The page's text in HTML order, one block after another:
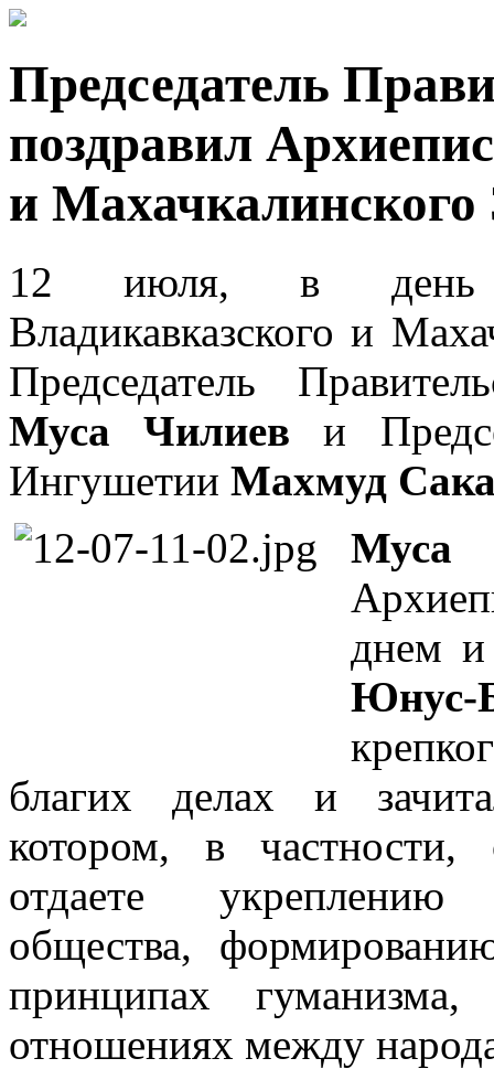
Председатель
поздравил
и
12 июля, в день
Владикавказского и
Председатель
Муса Чилиев и
Ингушетии Махмуд
днем и
Юнус-
благих делах и
котором, в
отдаете укреплению
общества,
принципах
отношениях между